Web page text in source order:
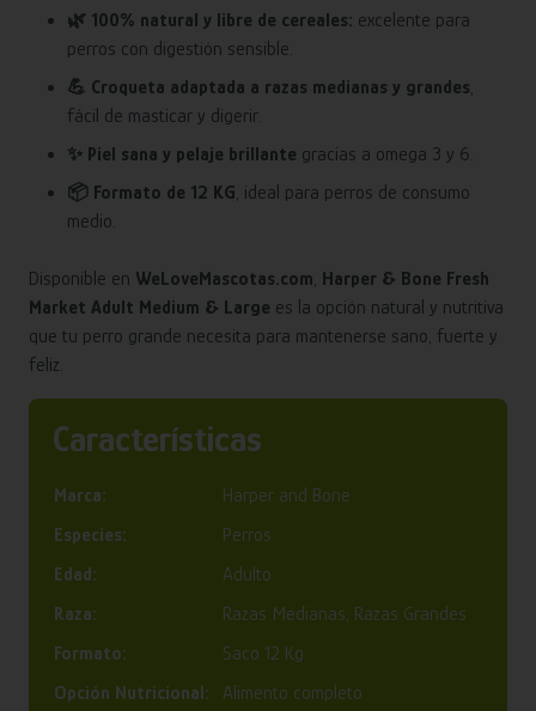
🌿 100% natural y libre de cereales: excelente para
perros con digestión sensible.
💪 Croqueta adaptada a razas medianas y grandes,
fácil de masticar y digerir.
✨ Piel sana y pelaje brillante gracias a omega 3 y 6.
📦 Formato de 12 KG, ideal para perros de consumo
medio.
Disponible en WeLoveMascotas.com, Harper & Bone Fresh
Market Adult Medium & Large es la opción natural y nutritiva
que tu perro grande necesita para mantenerse sano, fuerte y
feliz.
Características
Marca:
Harper and Bone
Especies:
Perros
Edad:
Adulto
Raza:
Razas Medianas, Razas Grandes
Formato:
Saco 12 Kg
Opción Nutricional:
Alimento completo